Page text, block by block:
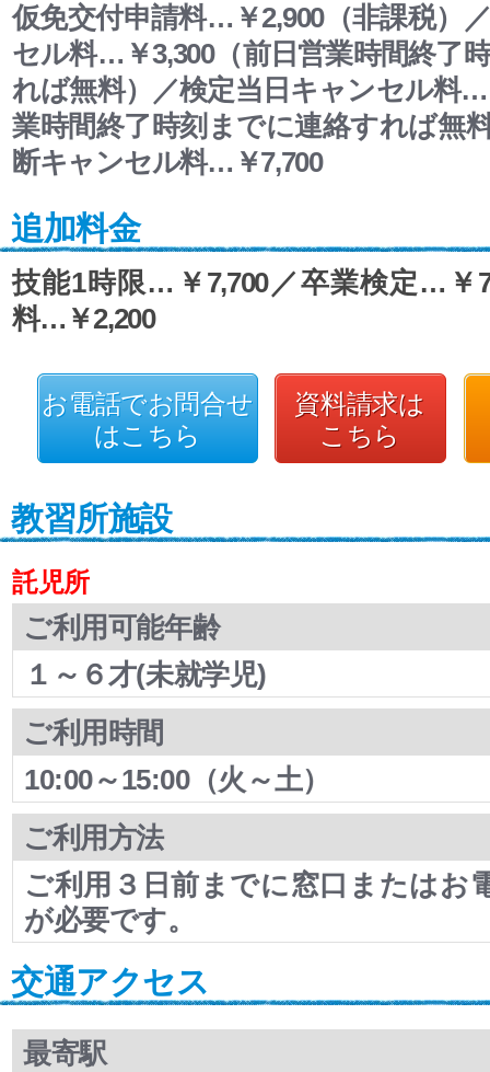
仮免交付申請料…￥2,900（非課税）
セル料…￥3,300（前日営業時間終了
れば無料）／検定当日キャンセル料…
業時間終了時刻までに連絡すれば無
断キャンセル料…￥7,700
追加料金
技能1時限…￥7,700／卒業検定…￥
料…￥2,200
お電話でお問合せ
はこちら
資料請求は
こちら
教習所施設
託児所
ご利用可能年齢
１～６才(未就学児)
ご利用時間
10:00～15:00（火～土）
ご利用方法
ご利用３日前までに窓口またはお
が必要です。
交通アクセス
最寄駅